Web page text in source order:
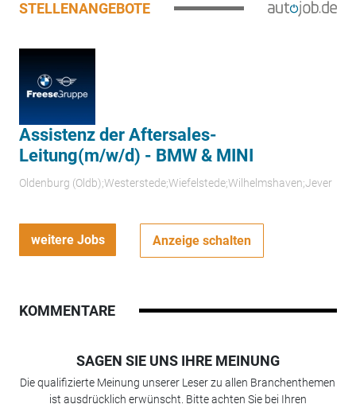
STELLENANGEBOTE
Assistenz der Aftersales-
Leitung(m/w/d) - BMW & MINI
Oldenburg (Oldb);Westerstede;Wiefelstede;Wilhelmshaven;Jever
weitere Jobs Anzeige schalten
KOMMENTARE
SAGEN SIE UNS IHRE MEINUNG
Die qualifizierte Meinung unserer Leser zu allen Branchenthemen
ist ausdrücklich erwünscht. Bitte achten Sie bei Ihren